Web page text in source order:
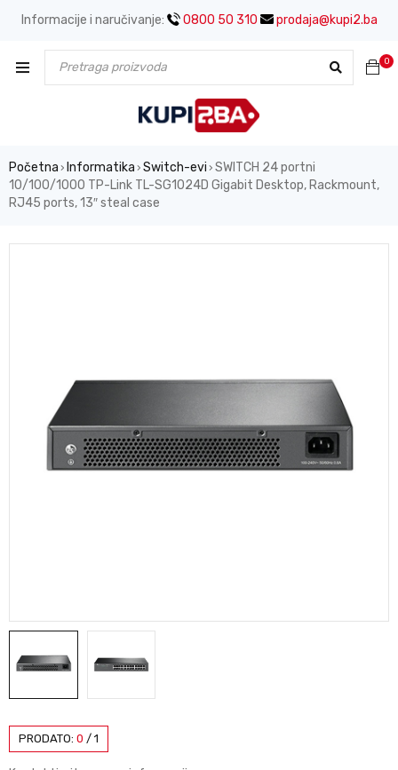
Informacije i naručivanje: 0800 50 310 prodaja@kupi2.ba
0
Početna › Informatika › Switch-evi › SWITCH 24 portni
10/100/1000 TP-Link TL-SG1024D Gigabit Desktop, Rackmount,
RJ45 ports, 13″ steal case
PRODATO: 0 / 1